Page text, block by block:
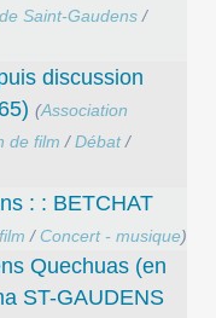
Saint-Gaudens /
discussion
(Association
de film /Débat/
: : BETCHAT
/ Concert - musique)
Quechuas (en
ST-GAUDENS